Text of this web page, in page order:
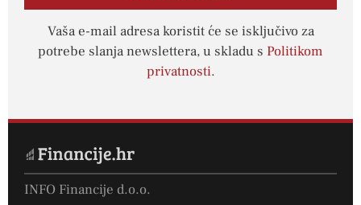
Vaša e-mail adresa koristit će se isključivo za
potrebe slanja newslettera, u skladu s Politikom
privatnosti.
INFO Financije d.o.o.